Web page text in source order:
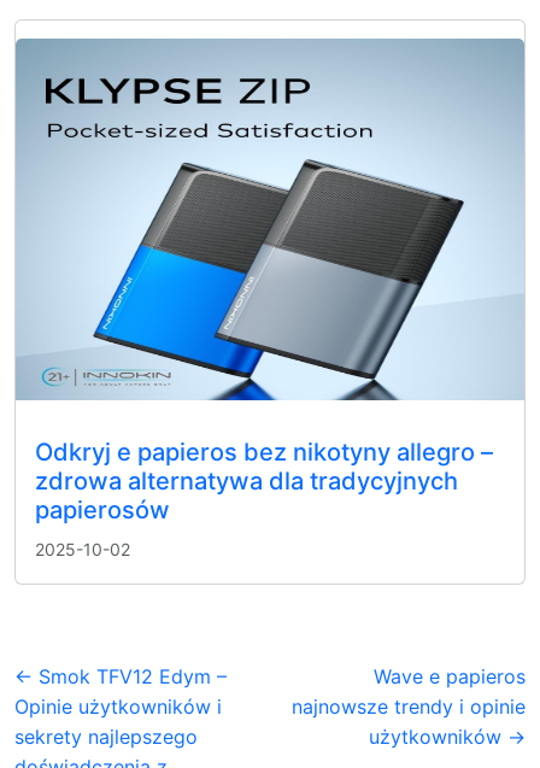
Odkryj e papieros bez nikotyny allegro –
zdrowa alternatywa dla tradycyjnych
papierosów
2025-10-02
← Smok TFV12 Edym –
Opinie użytkowników i
sekrety najlepszego
Wave e papieros
najnowsze trendy i opinie
użytkowników →